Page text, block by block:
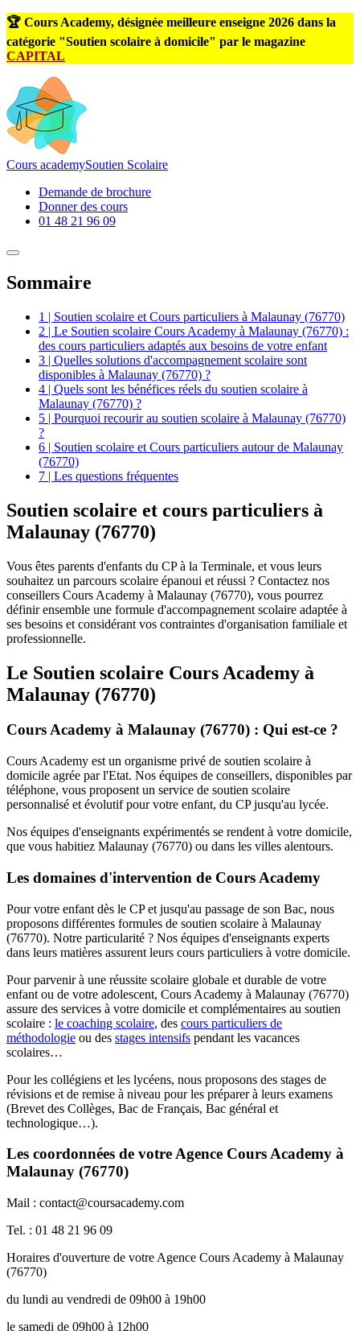
🏆 Cours Academy, désignée meilleure enseigne 2026 dans la
catégorie "Soutien scolaire à domicile" par le magazine
CAPITAL
Cours academySoutien Scolaire
Demande de brochure
Donner des cours
01 48 21 96 09
Sommaire
1 | Soutien scolaire et Cours particuliers à Malaunay (76770)
2 | Le Soutien scolaire Cours Academy à Malaunay (76770) :
des cours particuliers adaptés aux besoins de votre enfant
3 | Quelles solutions d'accompagnement scolaire sont
disponibles à Malaunay (76770) ?
4 | Quels sont les bénéfices réels du soutien scolaire à
Malaunay (76770) ?
5 | Pourquoi recourir au soutien scolaire à Malaunay (76770)
?
6 | Soutien scolaire et Cours particuliers autour de Malaunay
(76770)
7 | Les questions fréquentes
Soutien scolaire et cours particuliers à
Malaunay (76770)
Vous êtes parents d'enfants du CP à la Terminale, et vous leurs
souhaitez un parcours scolaire épanoui et réussi ? Contactez nos
conseillers Cours Academy à Malaunay (76770), vous pourrez
définir ensemble une formule d'accompagnement scolaire adaptée à
ses besoins et considérant vos contraintes d'organisation familiale et
professionnelle.
Le Soutien scolaire Cours Academy à
Malaunay (76770)
Cours Academy à Malaunay (76770) : Qui est-ce ?
Cours Academy est un organisme privé de soutien scolaire à
domicile agrée par l'Etat. Nos équipes de conseillers, disponibles par
téléphone, vous proposent un service de soutien scolaire
personnalisé et évolutif pour votre enfant, du CP jusqu'au lycée.
Nos équipes d'enseignants expérimentés se rendent à votre domicile,
que vous habitiez Malaunay (76770) ou dans les villes alentours.
Les domaines d'intervention de Cours Academy
Pour votre enfant dès le CP et jusqu'au passage de son Bac, nous
proposons différentes formules de soutien scolaire à Malaunay
(76770). Notre particularité ? Nos équipes d'enseignants experts
dans leurs matières assurent leurs cours particuliers à votre domicile.
Pour parvenir à une réussite scolaire globale et durable de votre
enfant ou de votre adolescent, Cours Academy à Malaunay (76770)
assure des services à votre domicile et complémentaires au soutien
scolaire : le coaching scolaire, des cours particuliers de
méthodologie ou des stages intensifs pendant les vacances
scolaires…
Pour les collégiens et les lycéens, nous proposons des stages de
révisions et de remise à niveau pour les préparer à leurs examens
(Brevet des Collèges, Bac de Français, Bac général et
technologique…).
Les coordonnées de votre Agence Cours Academy à
Malaunay (76770)
Mail : contact@coursacademy.com
Tel. : 01 48 21 96 09
Horaires d'ouverture de votre Agence Cours Academy à Malaunay
(76770)
du lundi au vendredi de 09h00 à 19h00
le samedi de 09h00 à 12h00